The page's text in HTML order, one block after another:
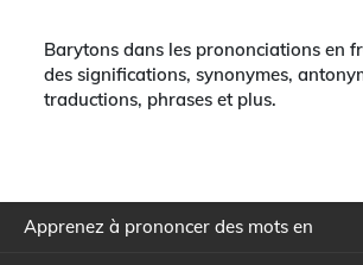
Barytons dans les prononciations en
des significations, synonymes,
traductions, phrases et plus.
Apprenez à prononcer des mots en